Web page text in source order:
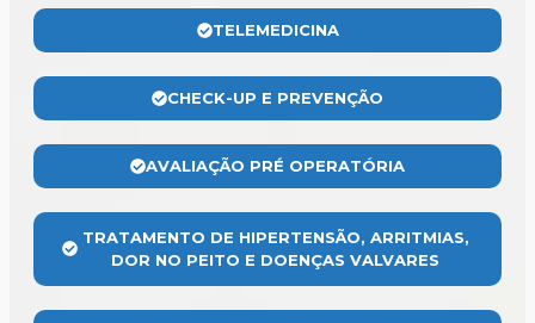
TELEMEDICINA
CHECK-UP E PREVENÇÃO
AVALIAÇÃO PRÉ OPERATÓRIA
TRATAMENTO DE HIPERTENSÃO, ARRITMIAS,
DOR NO PEITO E DOENÇAS VALVARES